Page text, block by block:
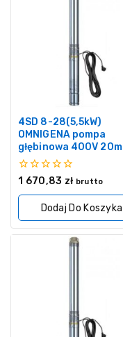
4SD 8-28(5,5kW)
OMNIGENA pompa
głębinowa 400V 20m
0
5
1 670,83 zł brutto
Dodaj Do Koszyka